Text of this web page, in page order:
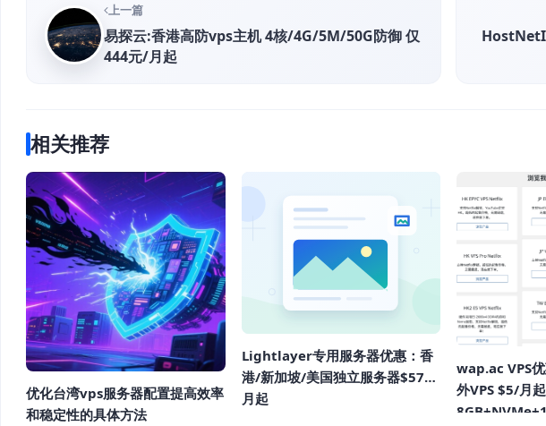
上一篇
易探云:香港高防vps主机 4核/4G/5M/50G防御 仅
444元/月起
相关推荐
优化台湾vps服务器配置提高效率
和稳定性的具体方法
Lightlayer专用服务器优惠：香
港/新加坡/美国独立服务器$57/
月起
wap.ac VPS
外VPS $5/月